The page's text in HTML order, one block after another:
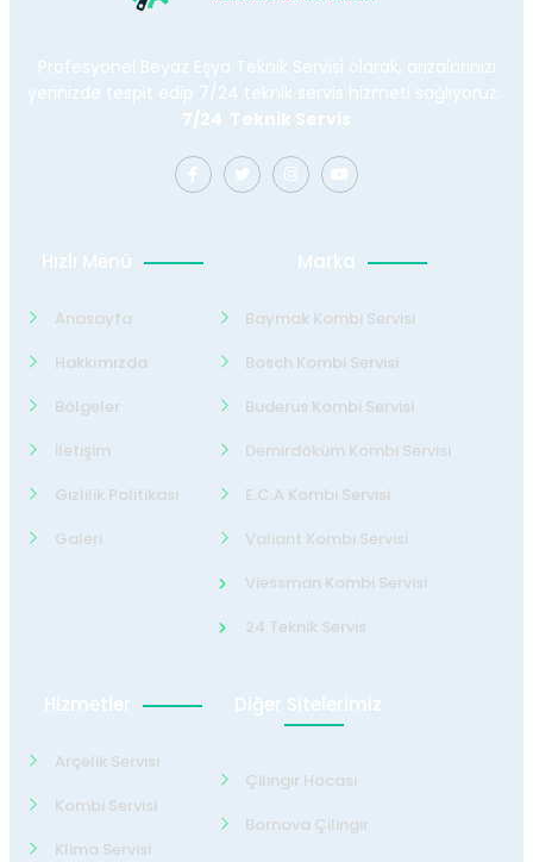
Profesyonel Beyaz Eşya Teknik Servisi olarak, arızalarınızı
yerinizde tespit edip 7/24 teknik servis hizmeti sağlıyoruz.
7/24 Teknik Servis
Hızlı Menü
Anasayfa
Hakkımızda
Bölgeler
İletişim
Gizlilik Politikası
Galeri
Marka
Baymak Kombi Servisi
Bosch Kombi Servisi
Buderus Kombi Servisi
Demirdöküm Kombi Servisi
E.C.A Kombi Servisi
Valiant Kombi Servisi
Viessman Kombi Servisi
24 Teknik Servis
Hizmetler
Arçelik Servisi
Kombi Servisi
Klima Servisi
Diğer Sitelerimiz
Çilingir Hocası
Bornova Çilingir